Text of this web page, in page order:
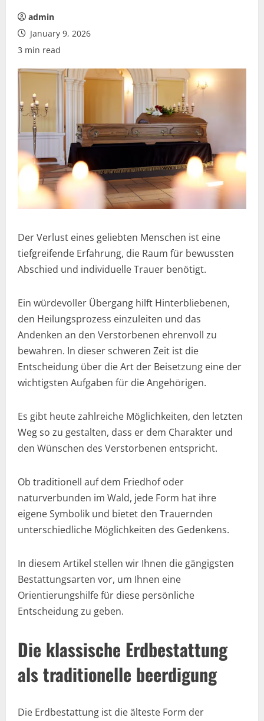
admin
January 9, 2026
3 min read
Der Verlust eines geliebten Menschen ist eine
tiefgreifende Erfahrung, die Raum für bewussten
Abschied und individuelle Trauer benötigt.
Ein würdevoller Übergang hilft Hinterbliebenen,
den Heilungsprozess einzuleiten und das
Andenken an den Verstorbenen ehrenvoll zu
bewahren. In dieser schweren Zeit ist die
Entscheidung über die Art der Beisetzung eine der
wichtigsten Aufgaben für die Angehörigen.
Es gibt heute zahlreiche Möglichkeiten, den letzten
Weg so zu gestalten, dass er dem Charakter und
den Wünschen des Verstorbenen entspricht.
Ob traditionell auf dem Friedhof oder
naturverbunden im Wald, jede Form hat ihre
eigene Symbolik und bietet den Trauernden
unterschiedliche Möglichkeiten des Gedenkens.
In diesem Artikel stellen wir Ihnen die gängigsten
Bestattungsarten vor, um Ihnen eine
Orientierungshilfe für diese persönliche
Entscheidung zu geben.
Die klassische Erdbestattung
als traditionelle beerdigung
Die Erdbestattung ist die älteste Form der